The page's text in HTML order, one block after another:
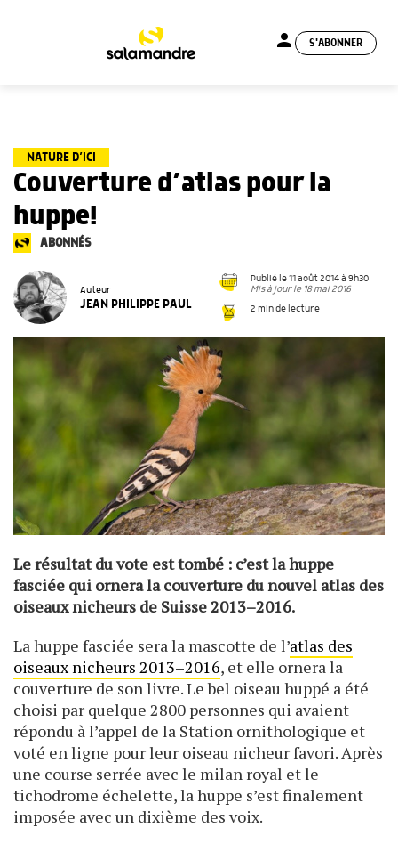
person S'ABONNER
NATURE D’ICI
Couverture d’atlas pour la
huppe!
ABONNÉS
Auteur
JEAN PHILIPPE PAUL
Publié le 11 août 2014 à 9h30
Mis à jour le 18 mai 2016
2 min de lecture
Le résultat du vote est tombé : c’est la huppe
fasciée qui ornera la couverture du nouvel atlas des
oiseaux nicheurs de Suisse 2013–2016.
La huppe fasciée sera la mascotte de l’atlas des
oiseaux nicheurs 2013–2016, et elle ornera la
couverture de son livre. Le bel oiseau huppé a été
choisi par quelque 2800 personnes qui avaient
répondu à l’appel de la Station ornithologique et
voté en ligne pour leur oiseau nicheur favori. Après
une course serrée avec le milan royal et le
tichodrome échelette, la huppe s’est finalement
imposée avec un dixième des voix.